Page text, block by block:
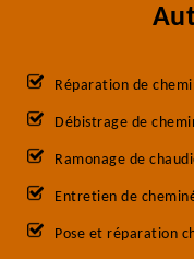
Réparation de
Débistrage de
Ramonage de
Entretien de
Pose et réparation